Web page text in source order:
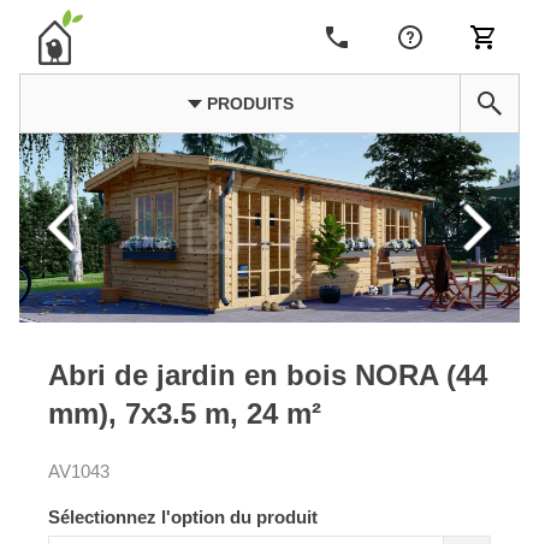
PRODUITS
Abri de jardin en bois NORA (44
mm), 7x3.5 m, 24 m²
AV1043
Sélectionnez l'option du produit